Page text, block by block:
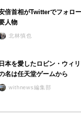
倍首相がTwitterでフォロ
人物
北林慎也
日本を愛したロビン・ウィ
名は任天堂ゲームから
withnews編集部